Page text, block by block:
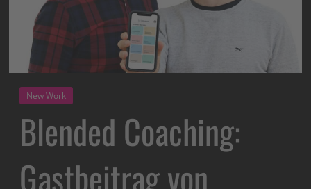
New Work
Blended Coaching:
Gastbeitrag von